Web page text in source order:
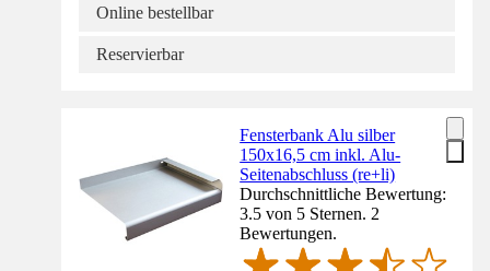
Online bestellbar
Reservierbar
Fensterbank Alu silber
150x16,5 cm inkl. Alu-
Seitenabschluss (re+li)
Durchschnittliche Bewertung:
3.5 von 5 Sternen. 2
Bewertungen.